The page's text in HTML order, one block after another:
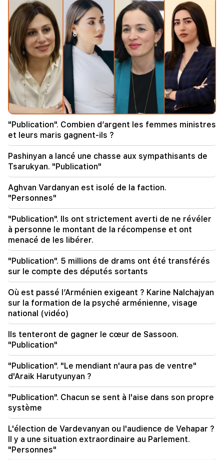
"Nous nous sommes réveillés du sommeil au son
de la bataille." comment le combat de minuit a
commencé à Dashtavan (vidéo)
19:06
Le suspect du cambriolage de la maison de Kim
Kardashian a été arrêté à Los Angeles
19:00
L'activité de production de "Bambou" a été
suspendue à Erevan. trois des visiteurs ont été
transportés à l'hôpital
18:50
482 conducteurs ivres ont été retrouvés.
résultats du service de patrouille de la semaine
dernière
18:44
À la suite de fortes pluies, un éboulement s'est
produit sur l'autoroute Yeghegis-Hermon. c'est
devenu infranchissable
18:35
Le Patriarcat arménien de Turquie soutient le
Catholicos de tous les Arméniens
18:14
Aram Vardevanyan a été élu vice-président de
l'Assemblée nationale. Le plus vieux président
du monde a disparu (vidéo)
17:58
Des prestations de maternité aux
l’État apporte-t-il aux familles avec enfants ?
Le Ministère des Affaires étrangères a envoyé à
l'épouse de Ruben Vardanyan une proposition
de rendez-vous
Les autorités marocaines ont autorisé les
migrants à traverser la frontière avec l'Espagne
"Publication". Combien d’argent les femmes ministres
et leurs maris gagnent-ils ?
Pashinyan a lancé une chasse aux sympathisants de
Tsarukyan. "Publication"
Aghvan Vardanyan est isolé de la faction.
"Personnes"
"Publication". Ils ont strictement averti de ne révéler
à personne le montant de la récompense et ont
menacé de les libérer.
"Publication". 5 millions de drams ont été transférés
sur le compte des députés sortants
Où est passé l’Arménien exigeant ? Karine Nalchajyan
sur la formation de la psyché arménienne, visage
national (vidéo)
Ils tenteront de gagner le cœur de Sassoon.
"Publication"
"Publication". "Le mendiant n'aura pas de ventre"
d'Araik Harutyunyan ?
"Publication". Chacun se sent à l'aise dans son propre
système
L'élection de Vardevanyan ou l'audience de Vehapar ?
Il y a une situation extraordinaire au Parlement.
"Personnes"